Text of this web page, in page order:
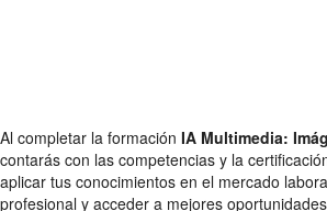
Al completar la formación IA Multimedia:
contarás con las competencias y la
aplicar tus conocimientos en el mercado
profesional y acceder a mejores